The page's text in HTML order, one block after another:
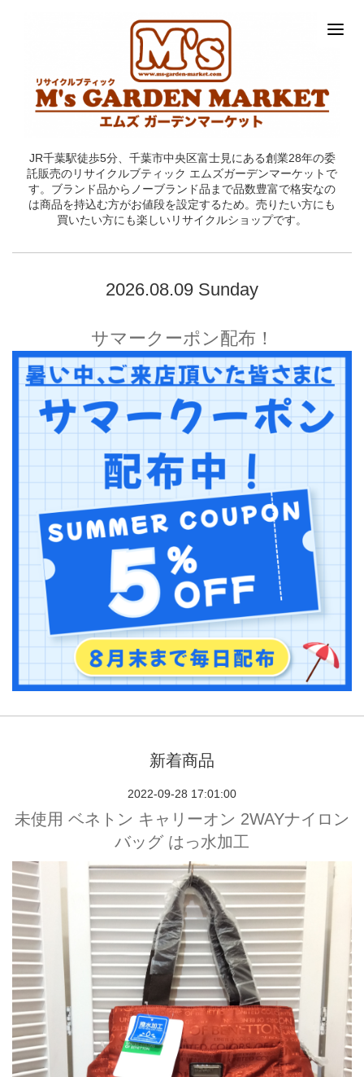
JR千葉駅徒歩5分、千葉市中央区富士見にある創業28年の委
託販売のリサイクルブティック エムズガーデンマーケットで
す。ブランド品からノーブランド品まで品数豊富で格安なの
は商品を持込む方がお値段を設定するため。売りたい方にも
買いたい方にも楽しいリサイクルショップです。
2026.08.09 Sunday
サマークーポン配布！
新着商品
2022-09-28 17:01:00
未使用 ベネトン キャリーオン 2WAYナイロン
バッグ はっ水加工